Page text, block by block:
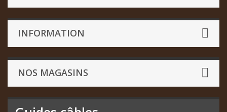
INFORMATION
NOS MAGASINS